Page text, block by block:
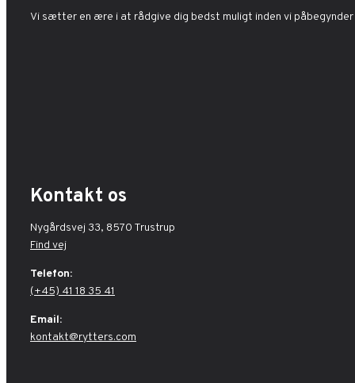
Vi sætter en ære i at rådgive dig bedst muligt inden vi påbegynder
Kontakt os
Nygårdsvej 33, 8570 Trustrup
Find vej
Telefon:
(+45) 41 18 35 41
Email:
kontakt@rytters.com